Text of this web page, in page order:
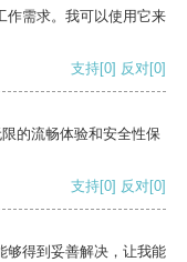
作需求。我可以使用它来
支持[0] 反对[0]
的流畅体验和安全性保
支持[0] 反对[0]
够得到妥善解决，让我能